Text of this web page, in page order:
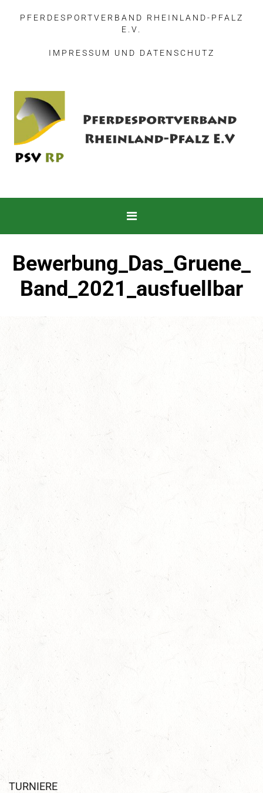
PFERDESPORTVERBAND RHEINLAND-PFALZ
E.V.
IMPRESSUM UND DATENSCHUTZ
Bewerbung_Das_Gruene_
Band_2021_ausfuellbar
März 10th, 2021 No Comments
Band“ für vorbildliche Talentförderung im
TURNIERE